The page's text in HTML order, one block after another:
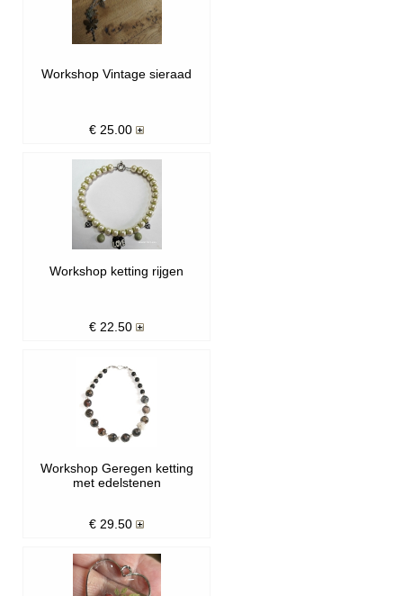
Workshop Vintage sieraad
€ 25.00
Workshop ketting rijgen
€ 22.50
Workshop Geregen ketting
met edelstenen
€ 29.50